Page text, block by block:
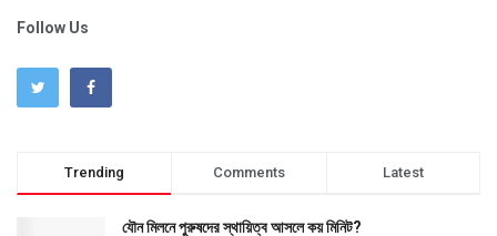
Follow Us
Trending Comments Latest
যৌন মিলনে পুরুষদের স্থায়িত্ব আসলে কয় মিনিট?